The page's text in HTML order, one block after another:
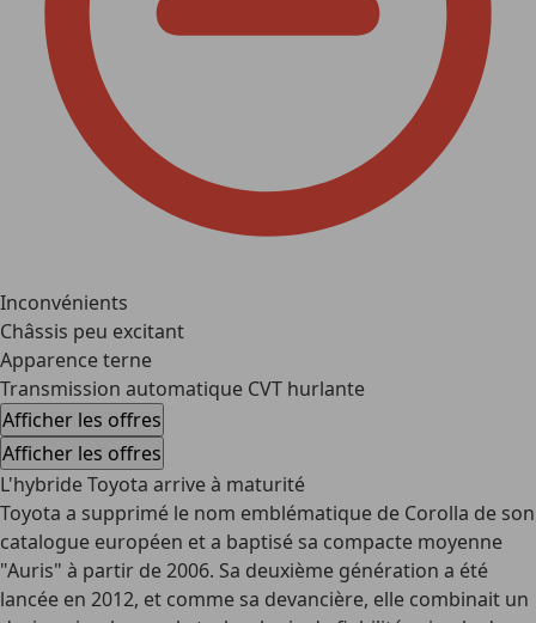
Inconvénients
Châssis peu excitant
Apparence terne
Transmission automatique CVT hurlante
Afficher les offres
Afficher les offres
L'hybride Toyota arrive à maturité
Toyota a supprimé le nom emblématique de Corolla de son
catalogue européen et a baptisé sa compacte moyenne
"Auris" à partir de 2006. Sa deuxième génération a été
lancée en 2012, et comme sa devancière, elle combinait un